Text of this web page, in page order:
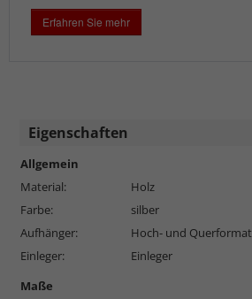
Erfahren Sie mehr
Eigenschaften
Allgemein
Material:
Holz
Farbe:
silber
Aufhänger:
Hoch- und Querformat
Einleger:
Einleger
Maße